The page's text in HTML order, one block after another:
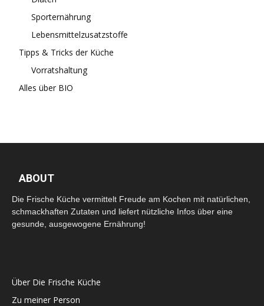
Sporternährung
Lebensmittelzusatzstoffe
Tipps & Tricks der Küche
Vorratshaltung
Alles über BIO
ABOUT
Die Frische Küche vermittelt Freude am Kochen mit natürlichen,
schmackhaften Zutaten und liefert nützliche Infos über eine
gesunde, ausgewogene Ernährung!
Über Die Frische Küche
Zu meiner Person